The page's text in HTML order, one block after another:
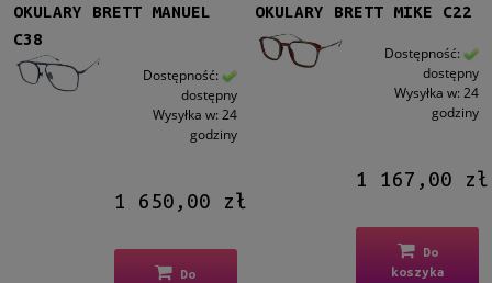
OKULARY BRETT MANUEL
C38
Dostępność:
dostępny
Wysyłka w: 24
godziny
1 650,00 zł
Do
OKULARY BRETT MIKE C22
Dostępność:
dostępny
Wysyłka w: 24
godziny
1 167,00 zł
Do
koszyka